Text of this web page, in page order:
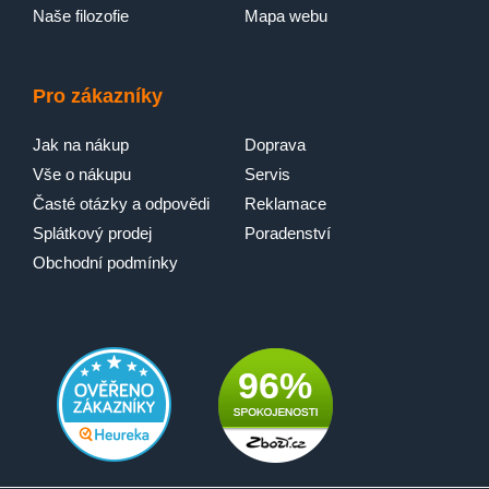
Objevte naši nabídku
TŘI JEDNODUCHÉ KROKY
Naše filozofie
Mapa webu
Pro zákazníky
Jak na nákup
Vše o nákupu
Časté otázky a odpovědi
Splátkový prodej
Obchodní podmínky
Doprava
Servis
Reklamace
Poradenství
96%